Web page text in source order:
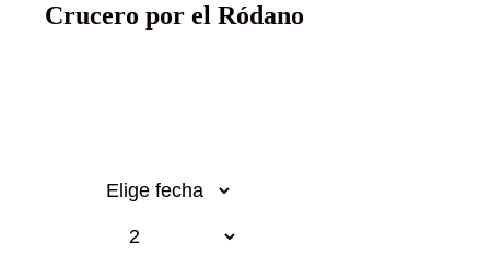
Crucero por el Ródano